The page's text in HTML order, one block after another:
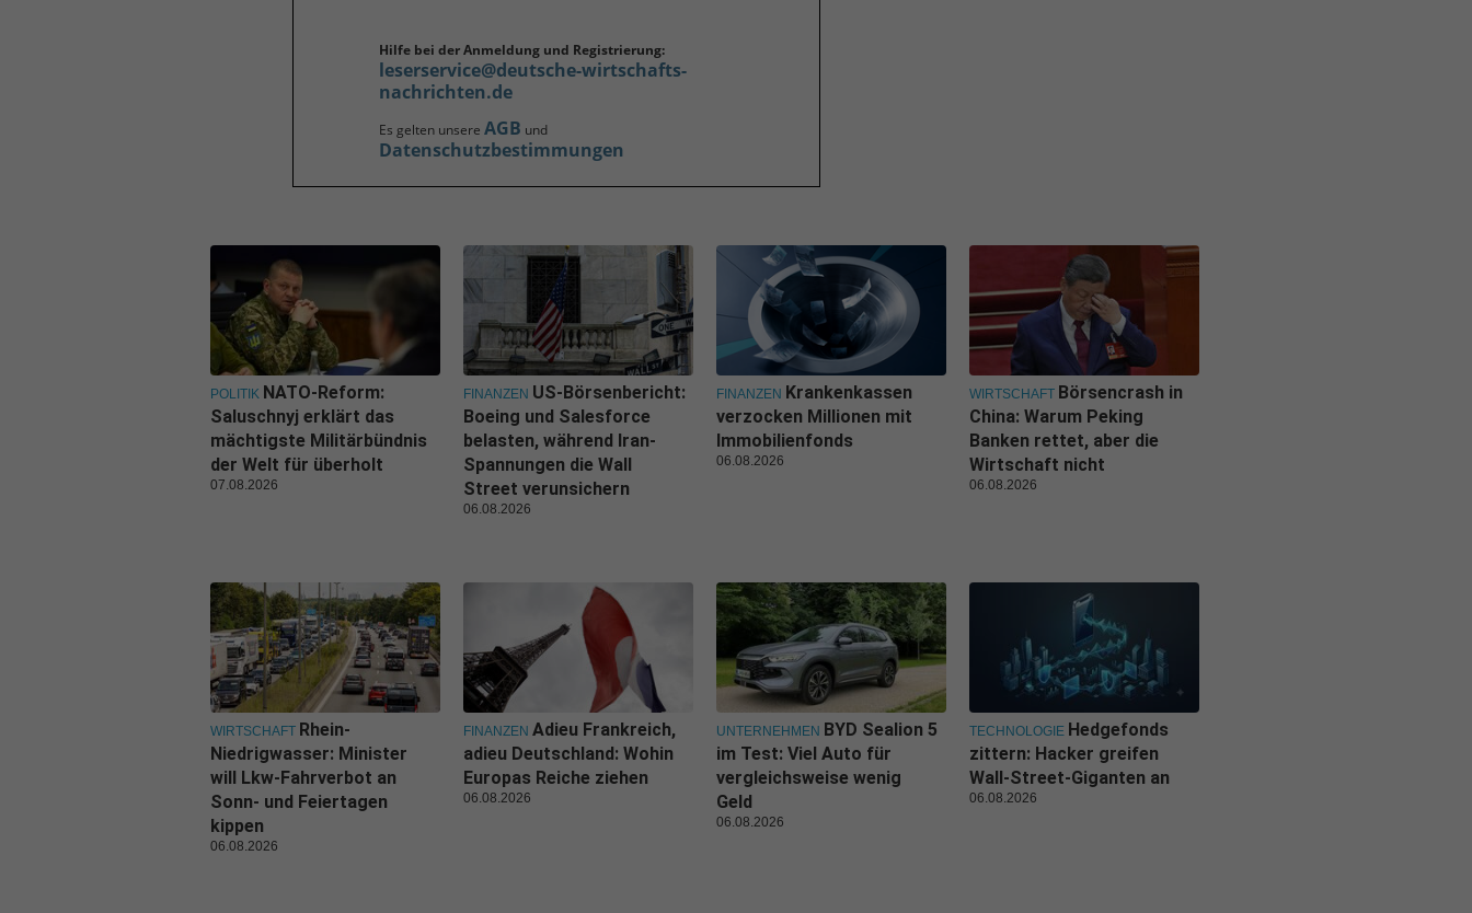
Hilfe bei der Anmeldung und Registrierung:
leserservice@deutsche-wirtschafts-
nachrichten.de
Es gelten unsere AGB und
Datenschutzbestimmungen
POLITIK NATO-Reform:
Saluschnyj erklärt das
mächtigste Militärbündnis
der Welt für überholt
07.08.2026
FINANZEN US-Börsenbericht:
Boeing und Salesforce
belasten, während Iran-
Spannungen die Wall
Street verunsichern
06.08.2026
FINANZEN Krankenkassen
verzocken Millionen mit
Immobilienfonds
06.08.2026
WIRTSCHAFT Börsencrash in
China: Warum Peking
Banken rettet, aber die
Wirtschaft nicht
06.08.2026
WIRTSCHAFT Rhein-
Niedrigwasser: Minister
will Lkw-Fahrverbot an
Sonn- und Feiertagen
kippen
06.08.2026
FINANZEN Adieu Frankreich,
adieu Deutschland: Wohin
Europas Reiche ziehen
06.08.2026
UNTERNEHMEN BYD Sealion 5
im Test: Viel Auto für
vergleichsweise wenig
Geld
06.08.2026
TECHNOLOGIE Hedgefonds
zittern: Hacker greifen
Wall-Street-Giganten an
06.08.2026